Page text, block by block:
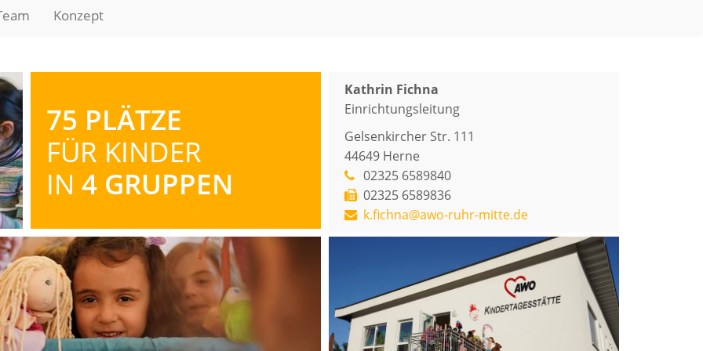
Konzept
75 PLÄTZE
FÜR KINDER
IN 4 GRUPPEN
Kathrin Fichna
Einrichtungsleitung
Gelsenkircher Str. 111
44649 Herne
02325 6589840
02325 6589836
k.fichna@awo-ruhr-mitte.de